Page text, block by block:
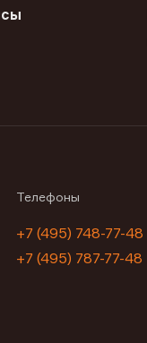
Телефоны
+7 (495) 748-77-48
+7 (495) 787-77-48